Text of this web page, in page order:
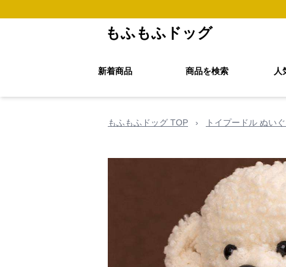
もふもふドッグ
新着商品 商品を検索 人
もふもふドッグ TOP › トイプードル ぬい